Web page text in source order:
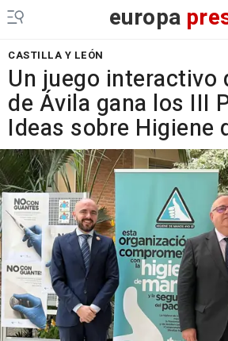
europa
CASTILLA Y LEÓN
Un juego interactivo
de Ávila gana los III
Ideas sobre Higiene